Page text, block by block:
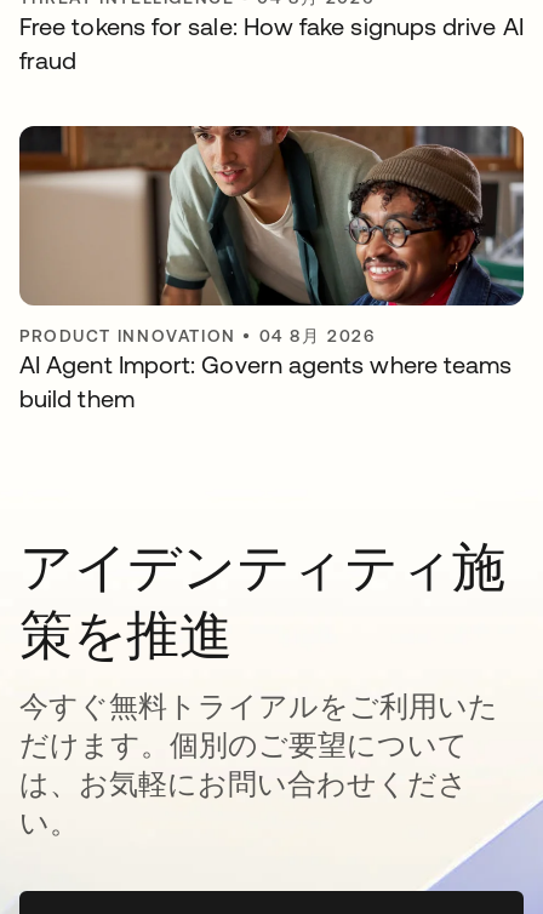
Free tokens for sale: How fake signups drive AI
fraud
PRODUCT INNOVATION • 04 8月 2026
AI Agent Import: Govern agents where teams
build them
アイデンティティ施
策を推進
今すぐ無料トライアルをご利用いた
だけます。個別のご要望について
は、お気軽にお問い合わせくださ
い。